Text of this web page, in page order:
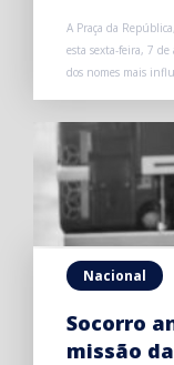
A Praça da
esta sexta-feira, 7
dos nomes mais
Nacional
Socorro
missão